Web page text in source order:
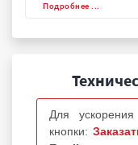
Подробнее ...
Для ускорения
кнопки: